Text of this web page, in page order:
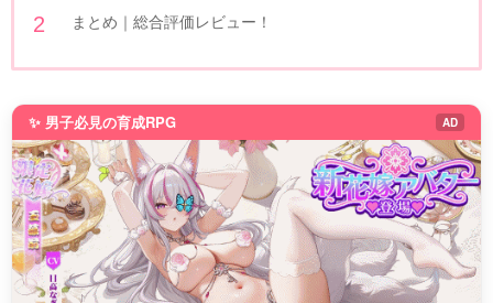
まとめ｜総合評価レビュー！
✨ 男子必見の育成RPG AD